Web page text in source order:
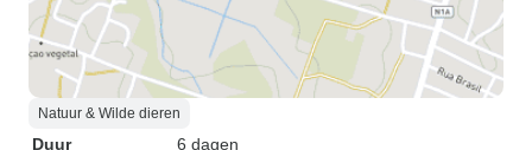
Natuur & Wilde dieren
Duur
6 dagen